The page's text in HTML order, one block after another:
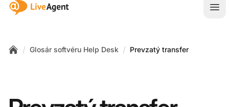
:site.title
/ Glosár softvéru Help Desk / Prevzatý transfer